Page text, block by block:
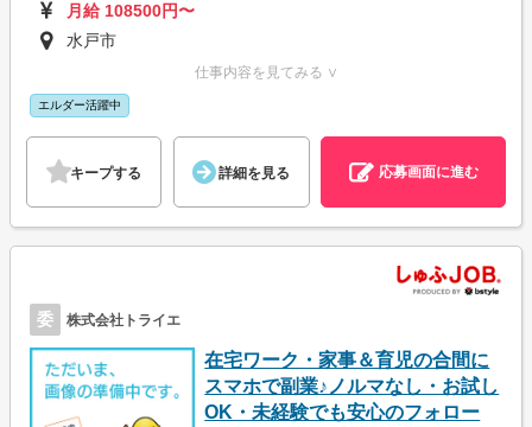
月給 108500円〜
水戸市
仕事内容を見てみる ∨
エルダー活躍中
キープする 詳細を見る 応募画面に進む
委 株式会社トライエ
在宅ワーク・家事＆育児の合間に
スマホで副業♪ノルマなし・お試し
OK・未経験でも安心のフォロー